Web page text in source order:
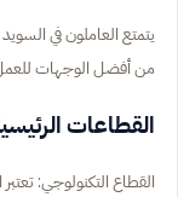
يتمتع العاملون في
من أفضل الوجهات للعمل
القطاعات
القطاع التكنولوجي: